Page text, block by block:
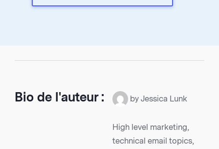
Bio de l'auteur : by Jessica Lunk
High level marketing,
technical email topics,